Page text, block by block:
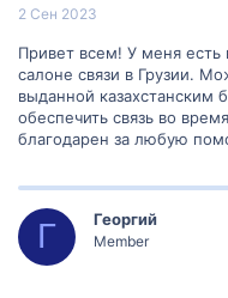
2 Сен 2023
Привет всем! У меня есть
салоне связи в Грузии.
выданной казахстанским
обеспечить связь во
благодарен за любую
Г Георгий
Member